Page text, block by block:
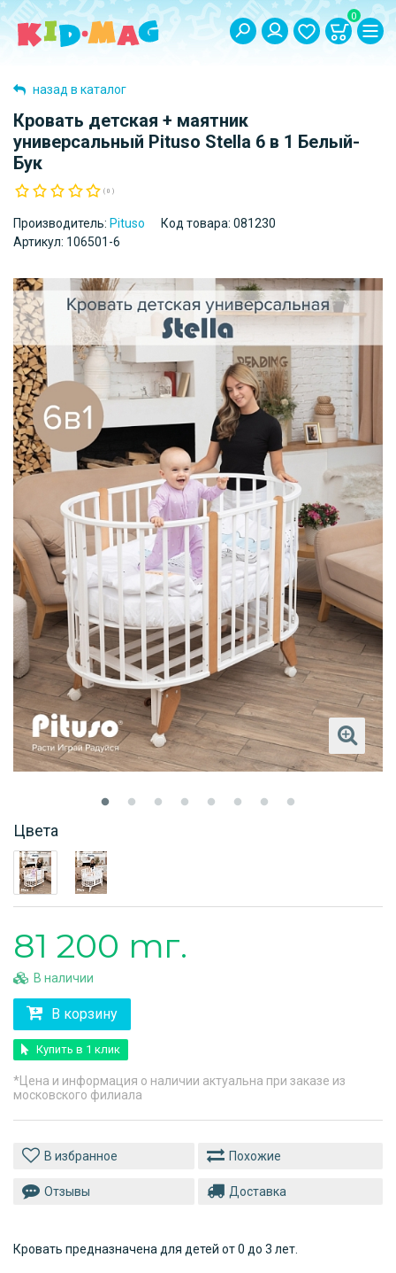
0
назад в каталог
Кровать детская + маятник
универсальный Pituso Stella 6 в 1 Белый-
Бук
( 0 )
Производитель: Pituso Код товара: 081230
Артикул: 106501-6
Цвета
81 200 тг.
В наличии
В корзину
Купить в 1 клик
*Цена и информация о наличии актуальна при заказе из
московского филиала
Похожие
Отзывы Доставка
Кровать предназначена для детей от 0 до 3 лет.